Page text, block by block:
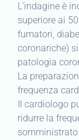
L’indagine è
superiore ai
fumatori,
coronariche)
patologia
La
frequenza
Il cardiologo
ridurre la